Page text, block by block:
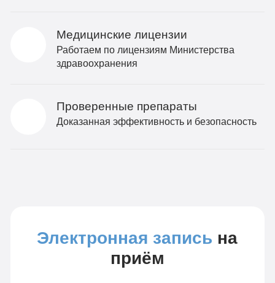
Медицинские лицензии
Работаем по лицензиям Министерства
здравоохранения
Проверенные препараты
Доказанная эффективность и безопасность
Электронная запись на
приём